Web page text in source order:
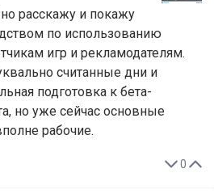
расскажу и покажу
по использованию
игр и рекламодателям.
считанные дни и
подготовка к бета-
но уже сейчас основные
рабочие.
0